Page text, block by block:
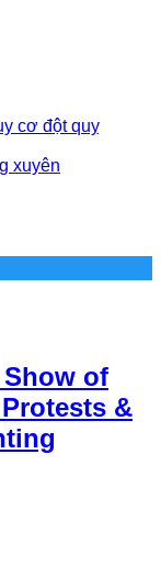
cơ đột quỵ
xuyên
of
&